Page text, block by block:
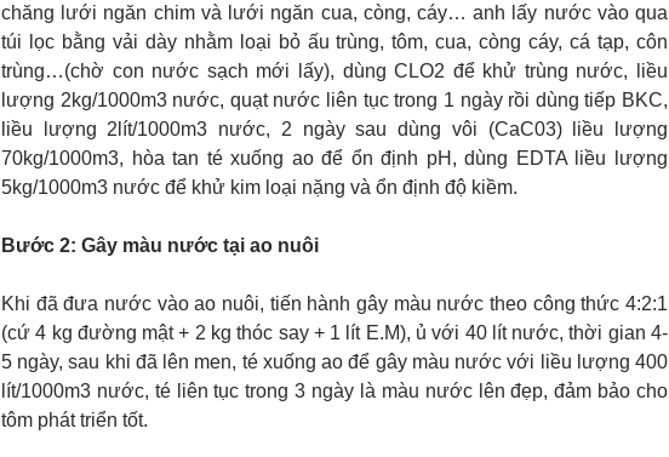
chăng lưới ngăn chim và lưới ngăn cua, còng, cáy… anh lấy nước vào qua
túi lọc bằng vải dày nhằm loại bỏ ấu trùng, tôm, cua, còng cáy, cá tạp, côn
trùng…(chờ con nước sạch mới lấy), dùng CLO2 để khử trùng nước, liều
lượng 2kg/1000m3 nước, quạt nước liên tục trong 1 ngày rồi dùng tiếp BKC,
liều lượng 2lít/1000m3 nước, 2 ngày sau dùng vôi (CaC03) liều lượng
70kg/1000m3, hòa tan té xuống ao để ổn định pH, dùng EDTA liều lượng
5kg/1000m3 nước để khử kim loại nặng và ổn định độ kiềm.
Bước 2: Gây màu nước tại ao nuôi
Khi đã đưa nước vào ao nuôi, tiến hành gây màu nước theo công thức 4:2:1
(cứ 4 kg đường mật + 2 kg thóc say + 1 lít E.M), ủ với 40 lít nước, thời gian 4-
5 ngày, sau khi đã lên men, té xuống ao để gây màu nước với liều lượng 400
lít/1000m3 nước, té liên tục trong 3 ngày là màu nước lên đẹp, đảm bảo cho
tôm phát triển tốt.